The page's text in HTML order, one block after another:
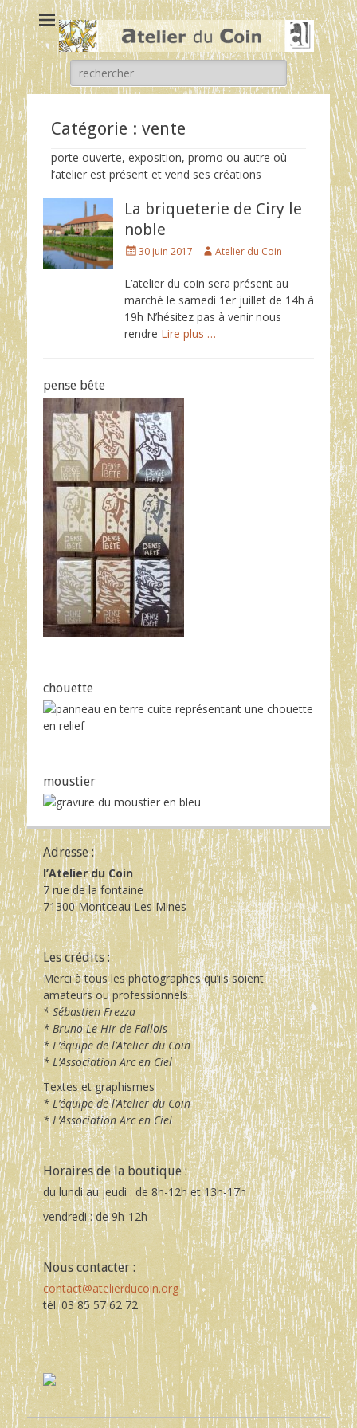
Atelier du coin
un atelier chantier d'insertion de l'association Arc en ciel
Rechercher :
Catégorie : vente
porte ouverte, exposition, promo ou autre où
l’atelier est présent et vend ses créations
La briqueterie de Ciry le
noble
Posted30 juin 2017 AuthorAtelier du Coin
L’atelier du coin sera présent au
marché le samedi 1er juillet de 14h à
19h N’hésitez pas à venir nous
rendre Lire plus …
pense bête
chouette
moustier
Adresse :
l’Atelier du Coin
7 rue de la fontaine
71300 Montceau Les Mines
Les crédits :
Merci à tous les photographes qu’ils soient
amateurs ou professionnels
* Sébastien Frezza
* Bruno Le Hir de Fallois
* L’équipe de l’Atelier du Coin
* L’Association Arc en Ciel
Textes et graphismes
* L’équipe de l’Atelier du Coin
* L’Association Arc en Ciel
Horaires de la boutique :
du lundi au jeudi : de 8h-12h et 13h-17h
vendredi : de 9h-12h
Nous contacter :
contact@atelierducoin.org
tél. 03 85 57 62 72